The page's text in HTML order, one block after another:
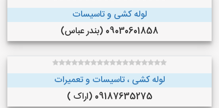
لوله کشی و تاسیسات
09030601858 (بندر عباس)
لوله کشی ، تاسیسات و تعمیرات
09187635275 (اراک )